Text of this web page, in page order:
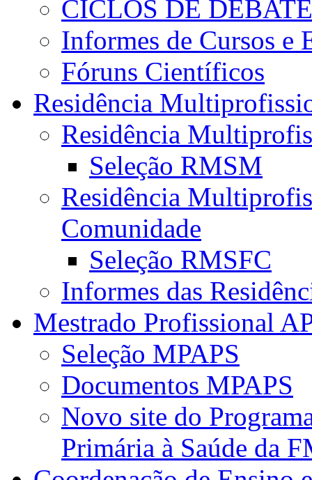
CICLOS DE
Informes de Cursos e
Fóruns Científicos
Residência
Residência
Seleção RMSM
Residência
Comunidade
Seleção RMSFC
Informes das
Mestrado Profissional
Seleção MPAPS
Documentos MPAPS
Novo site do
Primária à Saúde da